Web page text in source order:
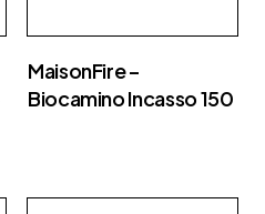
MaisonFire –
Biocamino Incasso 150